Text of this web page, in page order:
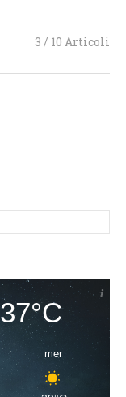
3 / 10 Articoli
37°C
mer